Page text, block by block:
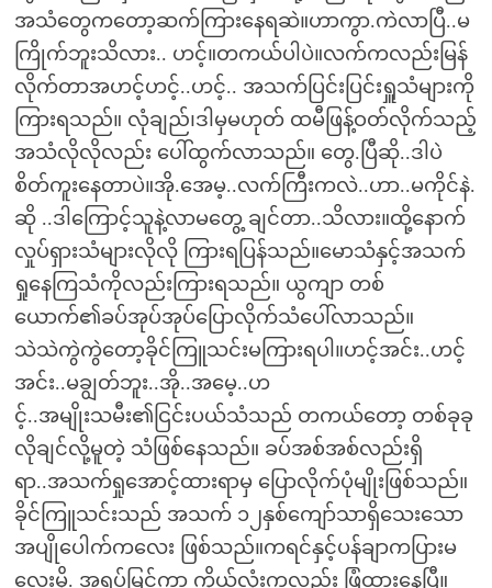
အသံတွေကတော့ဆက်ကြားနေရဆဲ။ဟာကွာ.ကဲလာပြီ..မ
ကြိုက်ဘူးသိလား.. ဟင့်။တကယ်ပါပဲ။လက်ကလည်းမြန်
လိုက်တာအဟင့်ဟင့်..ဟင့်.. အသက်ပြင်းပြင်းရှူသံများကို
ကြားရသည်။ လုံချည်၊ဒါမှမဟုတ် ထမီဖြန့်ဝတ်လိုက်သည့်
အသံလိုလိုလည်း ပေါ်ထွက်လာသည်။ တွေ.ပြီဆို..ဒါပဲ
စိတ်ကူးနေတာပဲ။အို.အေမ့..လက်ကြီးကလဲ..ဟာ..မကိုင်နဲ.
ဆို ..ဒါကြောင့်သူနဲ့လာမတွေ့ ချင်တာ..သိလား။ထို့နောက်
လှုပ်ရှားသံများလိုလို ကြားရပြန်သည်။မောသံနှင့်အသက်
ရှုနေကြသံကိုလည်းကြားရသည်။ ယွကျာ တစ်
ယောက်၏ခပ်အုပ်အုပ်ပြောလိုက်သံပေါ်လာသည်။
သဲသဲကွဲကွဲတော့ခိုင်ကြူသင်းမကြားရပါ။ဟင့်အင်း..ဟင့်
အင်း..မချွတ်ဘူး..အို..အမေ့..ဟ
င့်..အမျိုးသမီး၏ငြင်းပယ်သံသည် တကယ်တော့ တစ်ခုခု
လိုချင်လို့မူတဲ့ သံဖြစ်နေသည်။ ခပ်အစ်အစ်လည်းရှိ
ရာ..အသက်ရှုအောင့်ထားရာမှ ပြောလိုက်ပုံမျိုးဖြစ်သည်။
ခိုင်ကြူသင်းသည် အသက် ၁၂နှစ်ကျော်သာရှိသေးသော
အပျိုပေါက်ကလေး ဖြစ်သည်။ကရင်နှင့်ပန်ချာကပြားမ
လေးမို. အရပ်မြင့်ကာ ကိုယ်လုံးကလည်း ဖြံထွားနေပြီ။